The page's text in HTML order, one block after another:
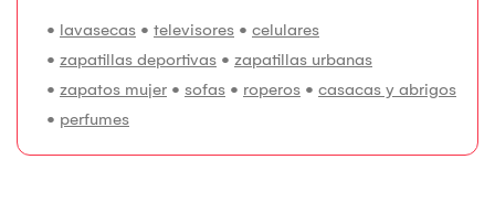
• lavasecas • televisores • celulares
• zapatillas deportivas • zapatillas urbanas
• zapatos mujer • sofas • roperos • casacas y abrigos
• perfumes